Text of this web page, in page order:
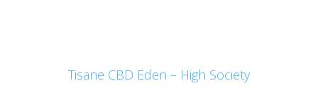
Tisane CBD Eden – High Society